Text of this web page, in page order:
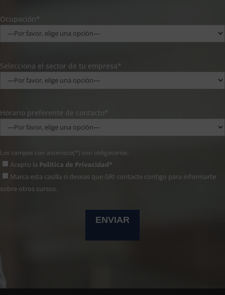
Ocupación*
Selecciona el sector de tu empresa*
Horario preferente de contacto*
Los campos con asterisco(*) son obligatorios.
Acepto la Política de Privacidad*
Marca esta casilla si deseas que GRI contacte contigo para informarte
sobre otros cursos.